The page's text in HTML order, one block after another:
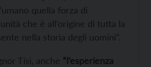
quella forza di
che è all’origine di tutta la
nella storia degli uomini”.
Tisi, anche “l’esperienza